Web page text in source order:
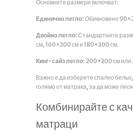
Основните размери включват:
Единично легло: Обикновено
Двойно легло: Стандартните
см, 160×200 см и 180×200 см.
Кинг-сайз легло: 200×200 см или
Важно е да изберете спално
голямо от матрака, за да може
Комбинирайте с
матраци